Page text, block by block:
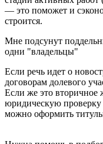
— это поможет и
строится.
Мне подсунут
одни "владельцы"
Если речь идет о
договорам долевого
Если же это вторичное
юридическую
можно оформить